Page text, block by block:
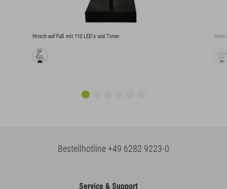
Hirsch auf Fuß mit 110 LED´s und Timer Stern
Bestellhotline+49 6282 9223-0
Service & Support